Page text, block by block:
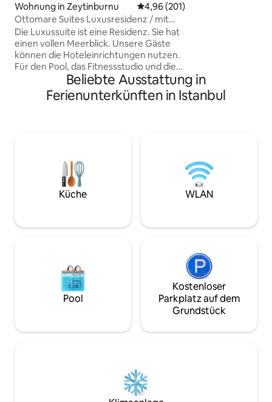
Wohnung in Zeytinburnu Durchschnittliche Bewertung:
4,96 (201)
Ottomare Suites Luxusresidenz / mit
Meerblick
Die Luxussuite ist eine Residenz. Sie hat
einen vollen Meerblick. Unsere Gäste
können die Hoteleinrichtungen nutzen.
Für den Pool, das Fitnessstudio und die
Sauna wird eine zusätzliche Gebühr
erhoben. Die Wohnung verfügt über
einen separaten Parkplatz, der
Meerblick von deinem Sofa und
Schlafzimmer, wo du die
Sonnenuntergänge genießen kannst Die
U-Bahnstation befindet sich auf der
Restaurants und
Umgebung sind
geöffnet
Beliebte Ausstattung in
Ferienunterkünften in Istanbul
Küche WLAN
Pool
Kostenloser
Parkplatz auf dem
Grundstück